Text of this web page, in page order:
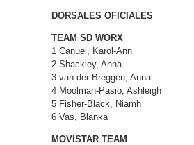
DORSALES OFICIALES
TEAM SD WORX
1 Canuel, Karol-Ann
2 Shackley, Anna
3 van der Breggen, Anna
4 Moolman-Pasio, Ashleigh
5 Fisher-Black, Niamh
6 Vas, Blanka
MOVISTAR TEAM